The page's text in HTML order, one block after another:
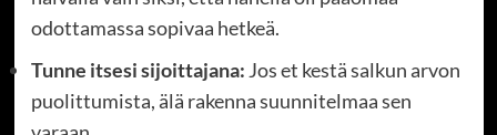
odottamassa sopivaa hetkeä.
Tunne itsesi sijoittajana:Jos et kestä salkun arvon
puolittumista, älä rakenna suunnitelmaa sen